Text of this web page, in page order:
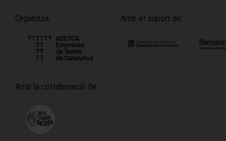
Organitza: Amb el suport de:
Amb la col·laboració de: